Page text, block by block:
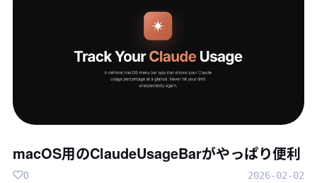
macOS用のClaudeUsageBarがやっぱり便利
2026-02-02
0